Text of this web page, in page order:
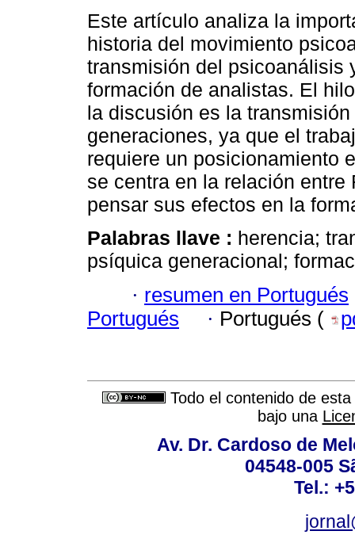
Este artículo analiza la
historia del movimiento
transmisión del psicoanálisis
formación de analistas. El
la discusión es la
generaciones, ya que el
requiere un posicionamiento
se centra en la relación
pensar sus efectos en la
Palabras llave : herencia;
psíquica generacional;
· resumen en Portugués
Portugués
· Portugués (
Todo el contenido de
bajo una
Av. Dr. Cardoso de
04548-005
Tel.: